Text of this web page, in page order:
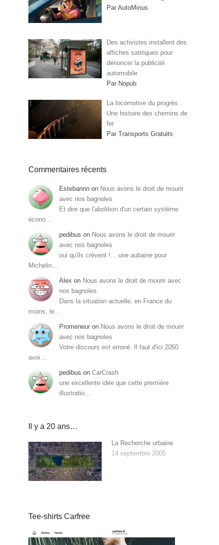
Par AutoMinus
Des activistes installent des
affiches satiriques pour
dénoncer la publicité
automobile
Par Nopub
La locomotive du progrès :
Une histoire des chemins de
fer
Par Transports Gratuits
Commentaires récents
Estebannn on Nous avons le droit de mourir
avec nos bagnoles
Et dire que l'abolition d'un certain système
écono…
pedibus on Nous avons le droit de mourir
avec nos bagnoles
oui qu'ils crèvent !... une aubaine pour
Michelin…
Alex on Nous avons le droit de mourir avec
nos bagnoles
Dans la situation actuelle, en France du
moins, le…
Promeneur on Nous avons le droit de mourir
avec nos bagnoles
Votre discours est erroné. Il faut d'ici 2050
avoi…
pedibus on CarCrash
une excellente idée que cette première
illustratio…
Il y a 20 ans…
La Recherche urbaine
14 septembre 2005
Tee-shirts Carfree